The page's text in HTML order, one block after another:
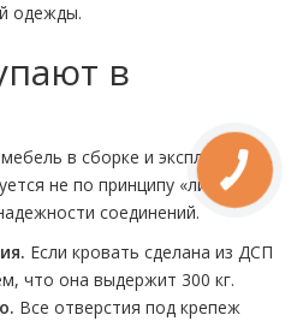
одежды.
в
в сборке и эксплуатации.
не по принципу «лишь бы
соединений.
Если кровать сделана из ДСП
что она выдержит 300 кг.
Все отверстия под крепеж